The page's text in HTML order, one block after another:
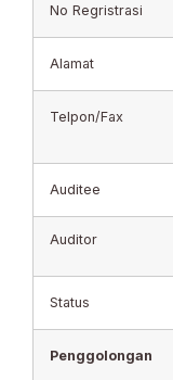
No Regristrasi
Alamat
Telpon/Fax
Auditee
Auditor
Status
Penggolongan